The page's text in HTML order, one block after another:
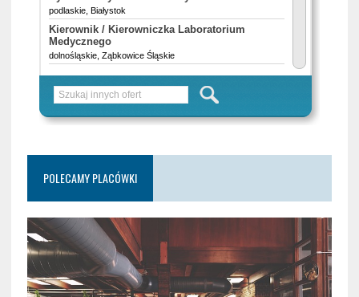
POLECAMY PLACÓWKI